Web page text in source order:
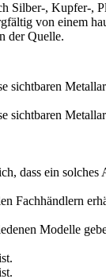
Silber-, Kupfer-,
von einem
der Quelle.
dass ein
Fachhändlern
Modelle